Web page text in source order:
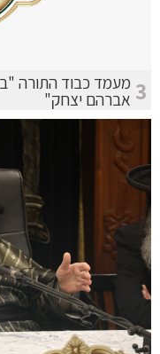
3 מעמד כבוד התורה
אברהם יצחק"